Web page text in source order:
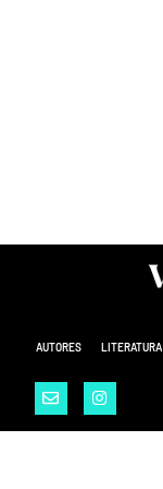
AUTORES LITERATURA